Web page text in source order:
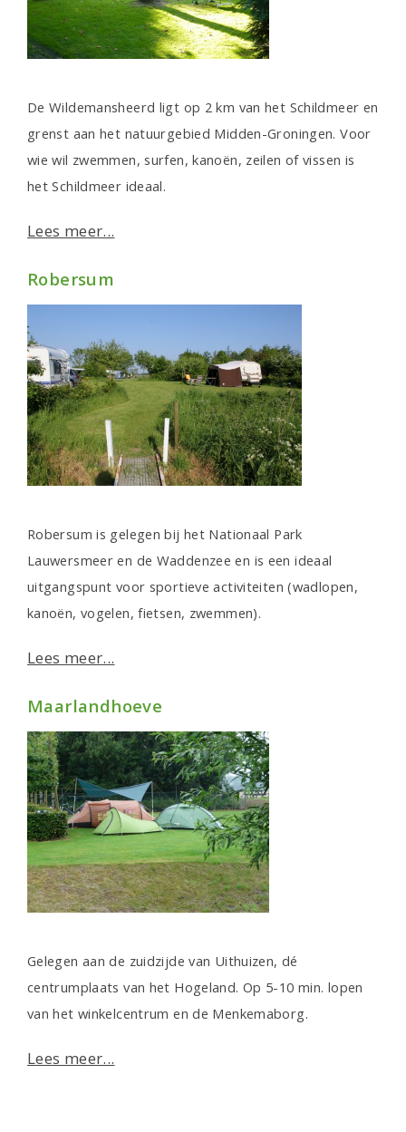
De Wildemansheerd ligt op 2 km van het Schildmeer en
grenst aan het natuurgebied Midden-Groningen. Voor
wie wil zwemmen, surfen, kanoën, zeilen of vissen is
het Schildmeer ideaal.
Lees meer...
Robersum
Robersum is gelegen bij het Nationaal Park
Lauwersmeer en de Waddenzee en is een ideaal
uitgangspunt voor sportieve activiteiten (wadlopen,
kanoën, vogelen, fietsen, zwemmen).
Lees meer...
Maarlandhoeve
Gelegen aan de zuidzijde van Uithuizen, dé
centrumplaats van het Hogeland. Op 5-10 min. lopen
van het winkelcentrum en de Menkemaborg.
Lees meer...